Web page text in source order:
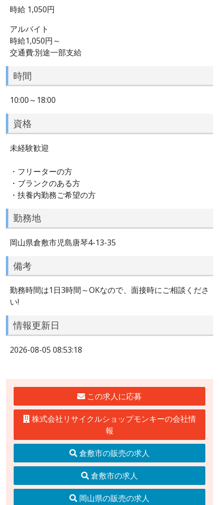
時給 1,050円
アルバイト
時給1,050円～
交通費:別途一部支給
時間
10:00～18:00
資格
未経験歓迎
・フリーターの方
・ブランクのある方
・扶養内勤務ご希望の方
勤務地
岡山県倉敷市児島唐琴4-13-35
備考
勤務時間は1日3時間～OKなので、面接時にご相談くださ
い!
情報更新日
2026-08-05 08:53:18
この求人に応募
株式会社リサイクルショップモンキーの会社情
報
倉敷市の販売の求人
倉敷市の求人
岡山県の販売の求人